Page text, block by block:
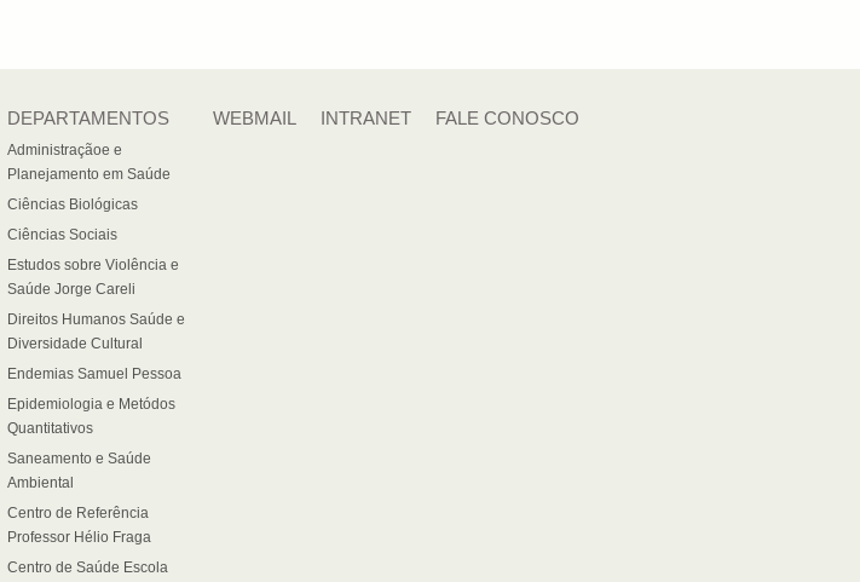
DEPARTAMENTOS
Administraçãoe e
Planejamento em Saúde
Ciências Biológicas
Ciências Sociais
Estudos sobre Violência e
Saúde Jorge Careli
Direitos Humanos Saúde e
Diversidade Cultural
Endemias Samuel Pessoa
Epidemiologia e Metódos
Quantitativos
Saneamento e Saúde
Ambiental
Centro de Referência
Professor Hélio Fraga
Centro de Saúde Escola
WEBMAIL INTRANET FALE CONOSCO